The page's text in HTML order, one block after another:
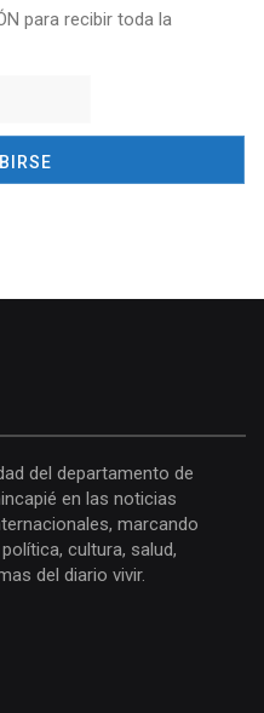
para recibir toda la
del departamento de
en las noticias
marcando
cultura, salud,
del diario vivir.